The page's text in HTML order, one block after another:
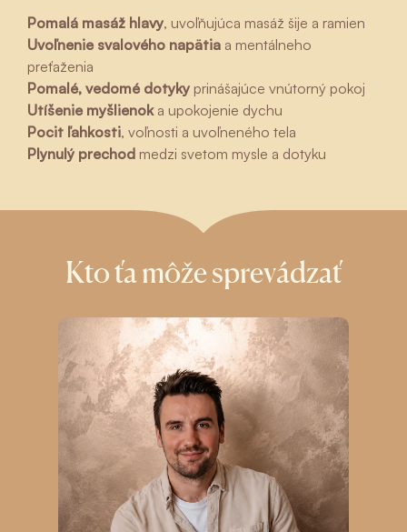
Pomalá masáž hlavy, uvoľňujúca masáž šije a ramien
Uvoľnenie svalového napätia a mentálneho
preťaženia
Pomalé, vedomé dotyky prinášajúce vnútorný pokoj
Utíšenie myšlienoka upokojenie dychu
Pocit ľahkosti, voľnosti a uvoľneného tela
Plynulý prechod medzi svetom mysle a dotyku
Kto ťa môže sprevádzať